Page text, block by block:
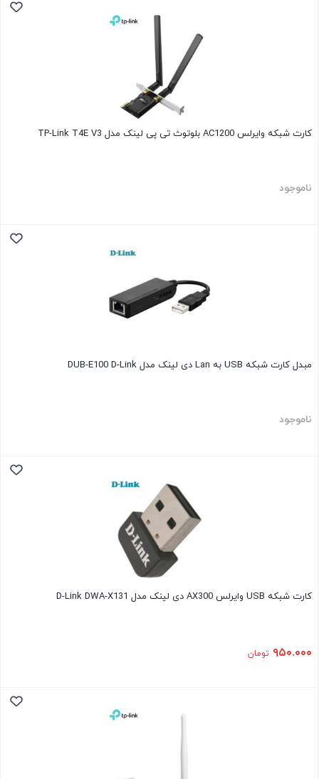
کارت شبکه وایرلس AC1200 بلوتوث تی پی لینک مدل TP-Link T4E V3
ناموجود
مبدل کارت شبکه USB به Lan دی لینک مدل DUB-E100 D-Link
ناموجود
کارت شبکه USB وایرلس AX300 دی لینک مدل D-Link DWA-X131
۹۵۰.۰۰۰ تومان